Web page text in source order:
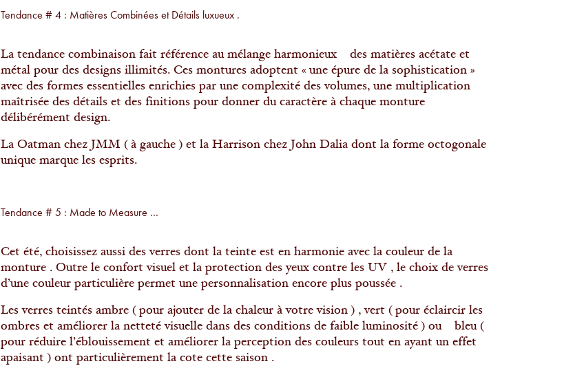
Tendance # 4 : Matières Combinées et Détails luxueux .
La tendance combinaison fait référence au mélange harmonieux des matières acétate et
métal pour des designs illimités. Ces montures adoptent « une épure de la sophistication »
avec des formes essentielles enrichies par une complexité des volumes, une multiplication
maîtrisée des détails et des finitions pour donner du caractère à chaque monture
délibérément design.
La Oatman chez JMM ( à gauche ) et la Harrison chez John Dalia dont la forme octogonale
unique marque les esprits.
Tendance # 5 : Made to Measure …
Cet été, choisissez aussi des verres dont la teinte est en harmonie avec la couleur de la
monture . Outre le confort visuel et la protection des yeux contre les UV , le choix de verres
d’une couleur particulière permet une personnalisation encore plus poussée .
Les verres teintés ambre ( pour ajouter de la chaleur à votre vision ) , vert ( pour éclaircir les
ombres et améliorer la netteté visuelle dans des conditions de faible luminosité ) ou bleu (
pour réduire l’éblouissement et améliorer la perception des couleurs tout en ayant un effet
apaisant ) ont particulièrement la cote cette saison .